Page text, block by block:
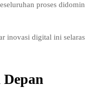
proses
inovasi digital ini